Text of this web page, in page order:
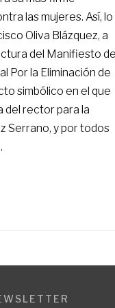
las mujeres. Así, lo
Oliva Blázquez, a
del Manifiesto de
Por la Eliminación de
simbólico en el que
del rector para la
Serrano, y por todos